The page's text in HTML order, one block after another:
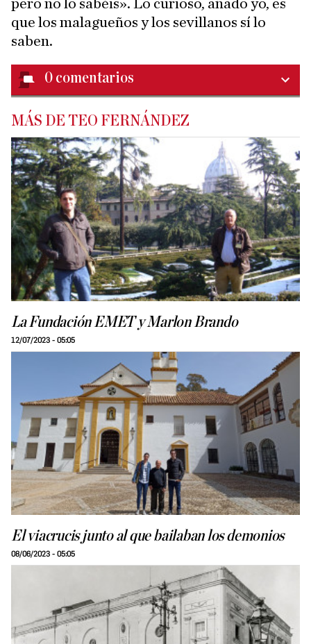
pero no lo sabéis». Lo curioso, añado yo, es
que los malagueños y los sevillanos sí lo
saben.
0 comentarios
MÁS DE TEO FERNÁNDEZ
La Fundación EMET y Marlon Brando
12/07/2023 - 05:05
El viacrucis junto al que bailaban los demonios
08/06/2023 - 05:05